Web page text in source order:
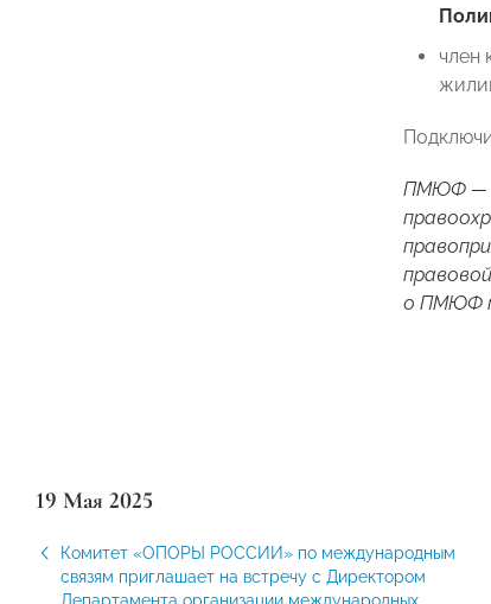
член
ПМЮФ —
о ПМЮФ
19 Мая 2025
Комитет «ОПОРЫ РОССИИ» по международным
связям приглашает на встречу с Директором